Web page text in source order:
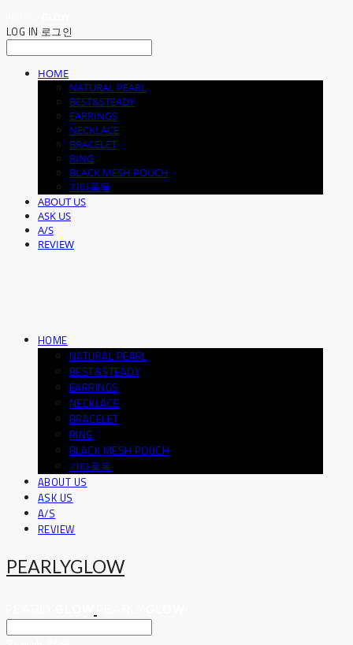
LOG IN 로그인
HOME
NATURAL PEARL
BEST&STEADY
EARRINGS
NECKLACE
BRACELET
RING
BLACK MESH POUCH
기타품목
ABOUT US
ASK US
A/S
REVIEW
HOME
NATURAL PEARL
BEST&STEADY
EARRINGS
NECKLACE
BRACELET
RING
BLACK MESH POUCH
기타품목
ABOUT US
ASK US
A/S
REVIEW
PEARLYGLOW